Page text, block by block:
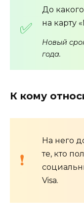
До
на карту
Новый
года.
К кому
На него
те, кто
Visa.